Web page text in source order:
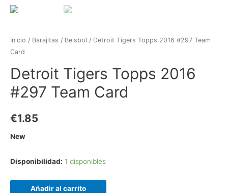
Inicio / Barajitas / Beisbol / Detroit Tigers Topps 2016 #297 Team
Card
Detroit Tigers Topps 2016
#297 Team Card
€1.85
New
Disponibilidad: 1 disponibles
Añadir al carrito